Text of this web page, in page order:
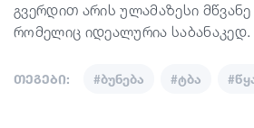
გვერდით არის ულამაზესი
რომელიც იდეალურია საბანაკედ.
თეგები: #ბუნება #ტბა